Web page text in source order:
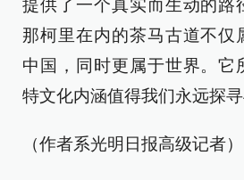
提供了一个真实而生动的路
那柯里在内的茶马古道不仅
中国，同时更属于世界。它
特文化内涵值得我们永远探寻
（作者系光明日报高级记者）